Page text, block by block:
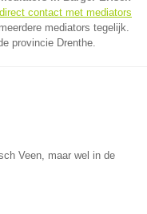
direct contact met mediators
mediators tegelijk.
provincie Drenthe.
Veen, maar wel in de